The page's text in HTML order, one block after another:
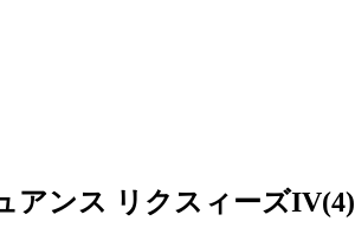
アンス リクスィーズIV(4)